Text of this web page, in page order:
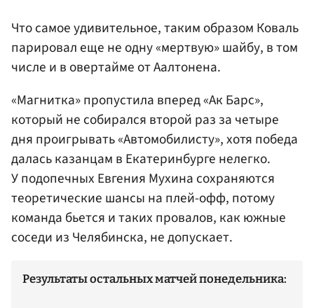
Что самое удивительное, таким образом Коваль
парировал еще не одну «мертвую» шайбу, в том
числе и в овертайме от Аалтонена.
«Магнитка» пропустила вперед «Ак Барс»,
который не собирался второй раз за четыре
дня проигрывать «Автомобилисту», хотя победа
далась казанцам в Екатеринбурге нелегко.
У подопечных Евгения Мухина сохраняются
теоретические шансы на плей-офф, потому
команда бьется и таких провалов, как южные
соседи из Челябинска, не допускает.
Результаты остальных матчей понедельника: